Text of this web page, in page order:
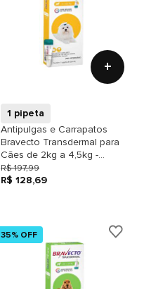
+
1 pipeta
Antipulgas e Carrapatos
Bravecto Transdermal para
Cães de 2kg a 4,5kg -
112,5mg
R$ 197,99
R$ 128,69
35% OFF